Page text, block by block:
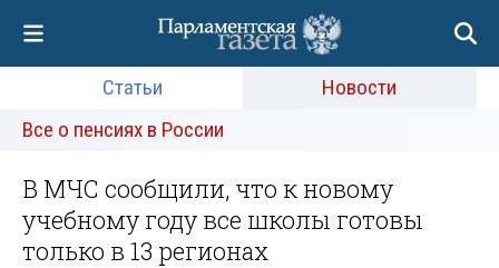
Статьи
Новости
Все о пенсиях в России
В МЧС сообщили, что к новому
учебному году все школы готовы
только в 13 регионах